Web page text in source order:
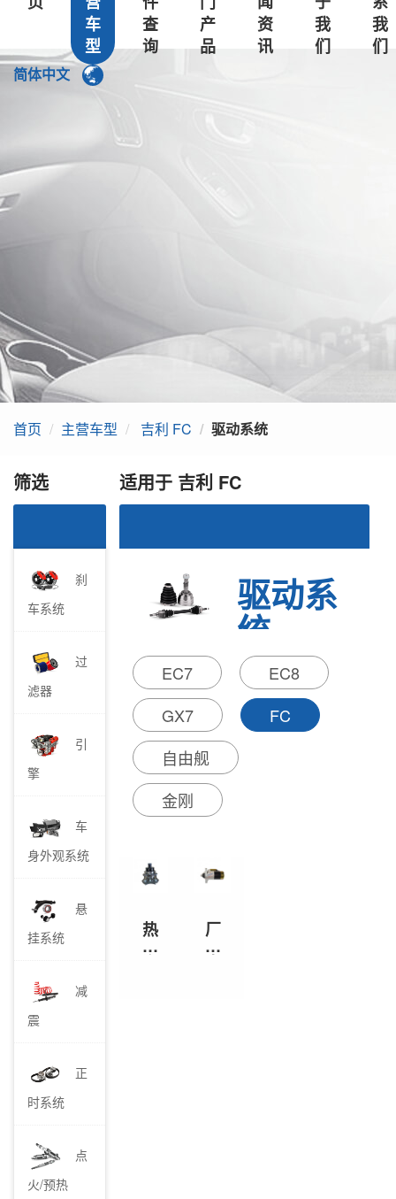
车
型
东风风光
郑州日产
中华
上汽荣威
上汽名爵
吉奥汽车
比亚迪
东风俊风
查
询
产
品
资
讯
我
们
我
们
简体中文
首页 主营车型 吉利 FC 驱动系统
筛选
刹
车系统
过
滤器
引
擎
车
身外观系统
悬
挂系统
减
震
正
时系统
点
火/预热
适用于 吉利 FC
驱动系
统
汽车驱动系
统，是与驱动桥相
连接的车轮，其所
受的地面摩擦力向
前，为车辆的行驶
提供驱动力。
EC7
EC8
GX7
FC
自由舰
金刚
热
卖
汽
厂
家
直